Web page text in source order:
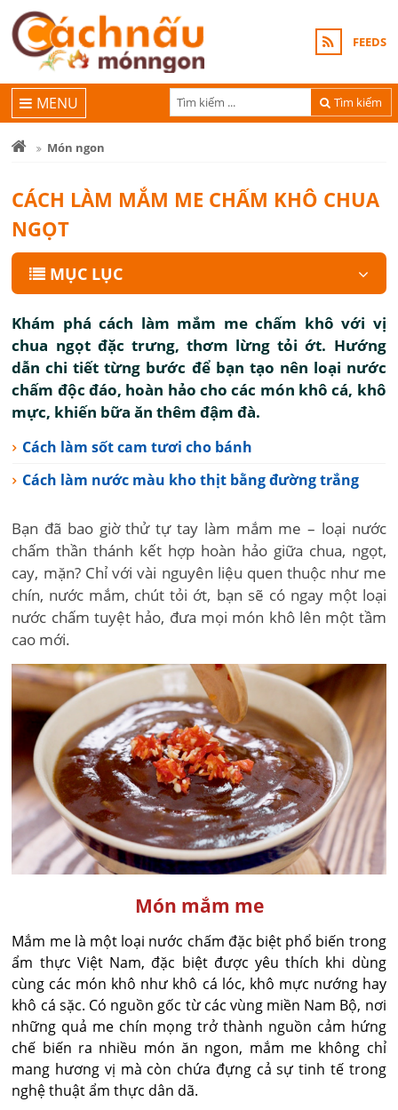
FEEDS
Tìm kiếm
MENU
Món ngon
CÁCH LÀM MẮM ME CHẤM KHÔ CHUA
NGỌT
MỤC LỤC
Khám phá cách làm mắm me chấm khô với vị
chua ngọt đặc trưng, thơm lừng tỏi ớt. Hướng
dẫn chi tiết từng bước để bạn tạo nên loại nước
chấm độc đáo, hoàn hảo cho các món khô cá, khô
mực, khiến bữa ăn thêm đậm đà.
Cách làm sốt cam tươi cho bánh
Cách làm nước màu kho thịt bằng đường trắng
Bạn đã bao giờ thử tự tay làm mắm me – loại nước
chấm thần thánh kết hợp hoàn hảo giữa chua, ngọt,
cay, mặn? Chỉ với vài nguyên liệu quen thuộc như me
chín, nước mắm, chút tỏi ớt, bạn sẽ có ngay một loại
nước chấm tuyệt hảo, đưa mọi món khô lên một tầm
cao mới.
Món mắm me
Mắm me là một loại nước chấm đặc biệt phổ biến trong
ẩm thực Việt Nam, đặc biệt được yêu thích khi dùng
cùng các món khô như khô cá lóc, khô mực nướng hay
khô cá sặc. Có nguồn gốc từ các vùng miền Nam Bộ, nơi
những quả me chín mọng trở thành nguồn cảm hứng
chế biến ra nhiều món ăn ngon, mắm me không chỉ
mang hương vị mà còn chứa đựng cả sự tinh tế trong
nghệ thuật ẩm thực dân dã.